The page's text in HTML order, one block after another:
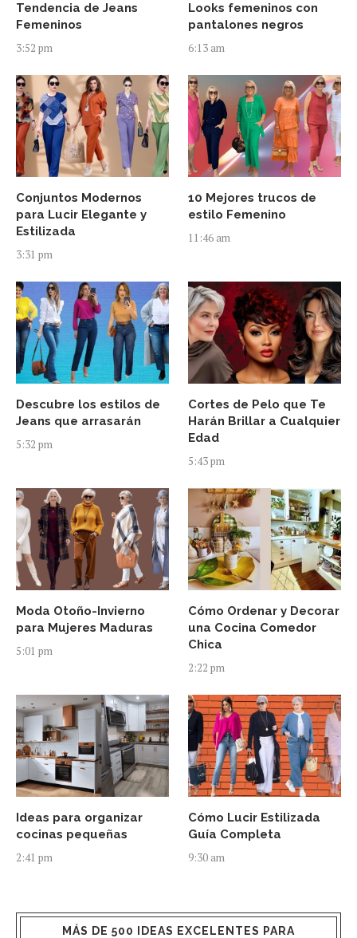
Tendencia de Jeans
Femeninos
3:52 pm
Looks femeninos con
pantalones negros
6:13 am
Conjuntos Modernos
para Lucir Elegante y
Estilizada
3:31 pm
10 Mejores trucos de
estilo Femenino
11:46 am
Descubre los estilos de
Jeans que arrasarán
5:32 pm
Cortes de Pelo que Te
Harán Brillar a Cualquier
Edad
5:43 pm
Moda Otoño-Invierno
para Mujeres Maduras
5:01 pm
Cómo Ordenar y Decorar
una Cocina Comedor
Chica
2:22 pm
Ideas para organizar
cocinas pequeñas
2:41 pm
Cómo Lucir Estilizada
Guía Completa
9:30 am
MÁS DE 500 IDEAS EXCELENTES PARA